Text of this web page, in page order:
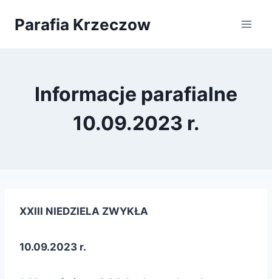
Parafia Krzeczow
Informacje parafialne
10.09.2023 r.
XXIII NIEDZIELA ZWYKŁA
10.09.2023 r.